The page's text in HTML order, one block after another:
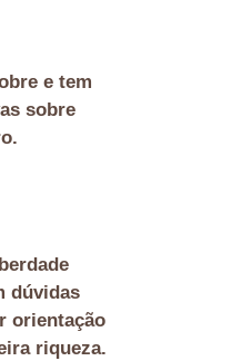
e tem
sobre
.
dúvidas
orientação
riqueza.